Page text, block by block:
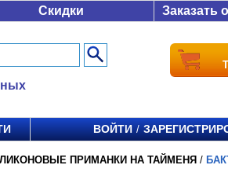
Скидки Заказать
ВОЙТИ /
ПРИМАНКИ НА ТАЙМЕНЯ /